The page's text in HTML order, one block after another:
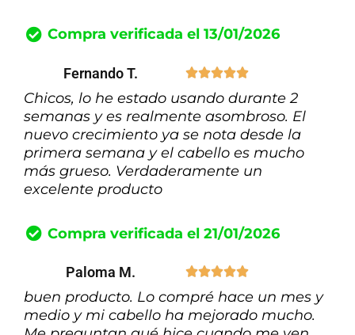
Compra verificada el 13/01/2026
Fernando T. 
Chicos, lo he estado usando durante 2
semanas y es realmente asombroso. El
nuevo crecimiento ya se nota desde la
primera semana y el cabello es mucho
más grueso. Verdaderamente un
excelente producto
Compra verificada el 21/01/2026
Paloma M. 
buen producto. Lo compré hace un mes y
medio y mi cabello ha mejorado mucho.